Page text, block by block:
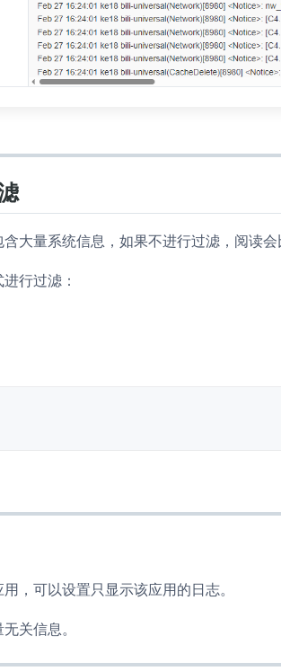
大量系统信息，如果不进行过滤，阅读会
行过滤：
，可以设置只显示该应用的日志。
关信息。